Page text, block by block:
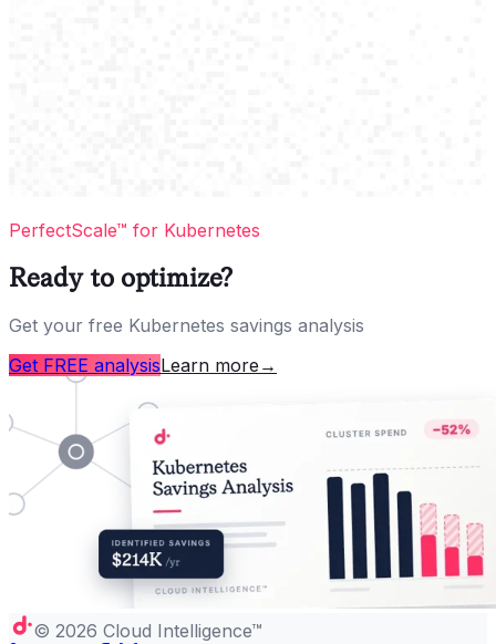
PerfectScale™ for Kubernetes
Ready to optimize?
Get your free Kubernetes savings analysis
Get FREE analysisLearn more →
© 2026 Cloud Intelligence™